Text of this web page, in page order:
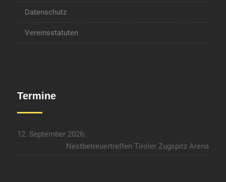
Datenschutz
Vereinsstatuten
Termine
12. September 2026:
Nestbetreuertreffen Tiroler Zugspitz Arena